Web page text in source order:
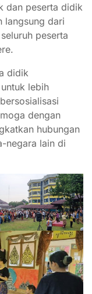
dan peserta didik
langsung dari
peserta
didik
lebih
dengan
hubungan
negara lain di